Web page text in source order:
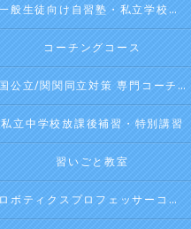
一般生徒向け自習塾・私立学校向け放課後学習
コーチングコース
国公立/関関同立対策 専門コーチング
私立中学校放課後補習・特別講習
習いごと教室
ロボティクスプロフェッサーコース（ヒューマンアカデミージュニアプログラム）